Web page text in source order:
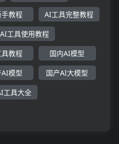
教程 AI工具完整教程
AI工具使用教程
教程 国内AI模型
AI模型 国产AI大模型
工具大全